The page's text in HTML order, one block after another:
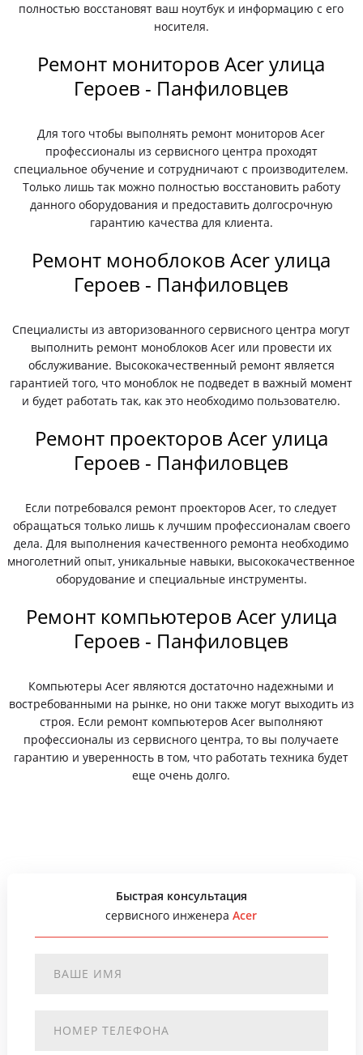
полностью восстановят ваш ноутбук и информацию с его
носителя.
Ремонт мониторов Acer улица
Героев - Панфиловцев
Для того чтобы выполнять ремонт мониторов Acer
профессионалы из сервисного центра проходят
специальное обучение и сотрудничают с производителем.
Только лишь так можно полностью восстановить работу
данного оборудования и предоставить долгосрочную
гарантию качества для клиента.
Ремонт моноблоков Acer улица
Героев - Панфиловцев
Специалисты из авторизованного сервисного центра могут
выполнить ремонт моноблоков Acer или провести их
обслуживание. Высококачественный ремонт является
гарантией того, что моноблок не подведет в важный момент
и будет работать так, как это необходимо пользователю.
Ремонт проекторов Acer улица
Героев - Панфиловцев
Если потребовался ремонт проекторов Acer, то следует
обращаться только лишь к лучшим профессионалам своего
дела. Для выполнения качественного ремонта необходимо
многолетний опыт, уникальные навыки, высококачественное
оборудование и специальные инструменты.
Ремонт компьютеров Acer улица
Героев - Панфиловцев
Компьютеры Acer являются достаточно надежными и
востребованными на рынке, но они также могут выходить из
строя. Если ремонт компьютеров Acer выполняют
профессионалы из сервисного центра, то вы получаете
гарантию и уверенность в том, что работать техника будет
еще очень долго.
Быстрая консультация
сервисного инженераAcer